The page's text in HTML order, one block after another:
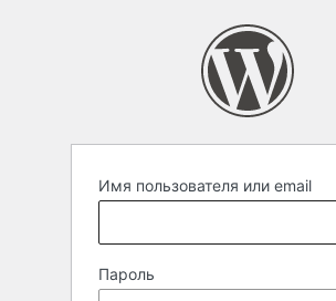
Имя пользователя или email
Пароль